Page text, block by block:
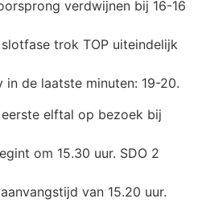
verdwijnen bij 16-16
trok TOP uiteindelijk
de laatste minuten: 19-20.
elftal op bezoek bij
om 15.30 uur. SDO 2
van 15.20 uur.